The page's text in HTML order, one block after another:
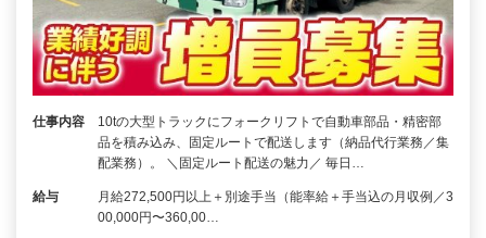
仕事内容
10tの大型トラックにフォークリフトで自動車部品・精密部
品を積み込み、固定ルートで配送します（納品代行業務／集
配業務）。 ＼固定ルート配送の魅力／ 毎日…
給与
月給272,500円以上＋別途手当（能率給＋手当込の月収例／3
00,000円〜360,00…